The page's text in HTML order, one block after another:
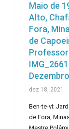
Maio de
Alto,
Fora,
de
dez 18, 2021
Ben-te-vi:
de Fora,